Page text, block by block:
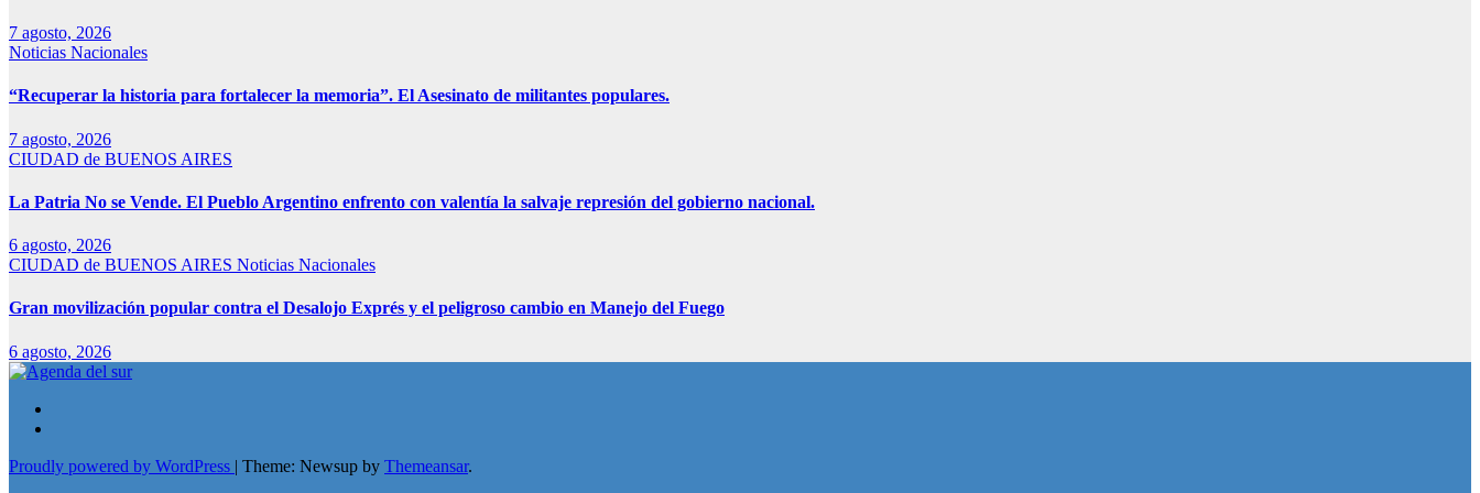
7 agosto, 2026
Noticias Nacionales
“Recuperar la historia para fortalecer la memoria”. El Asesinato de militantes populares.
7 agosto, 2026
CIUDAD de BUENOS AIRES
La Patria No se Vende. El Pueblo Argentino enfrento con valentía la salvaje represión del gobierno nacional.
6 agosto, 2026
CIUDAD de BUENOS AIRES Noticias Nacionales
Gran movilización popular contra el Desalojo Exprés y el peligroso cambio en Manejo del Fuego
6 agosto, 2026
Proudly powered by WordPress | Theme: Newsup by Themeansar.